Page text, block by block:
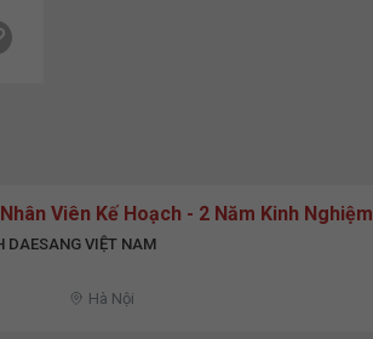
Nhân Viên Kế Hoạch - 2 Năm Kinh Nghiệm
DAESANG VIỆT NAM
Hà Nội